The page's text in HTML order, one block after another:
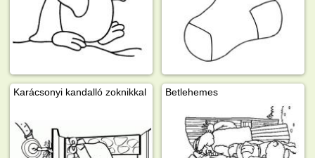
Karácsonyi kandalló zoknikkal Betlehemes